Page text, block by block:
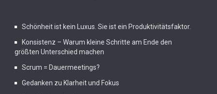
Schönheit ist kein Luxus. Sie ist ein Produktivitätsfaktor.
Konsistenz – Warum kleine Schritte am Ende den
größten Unterschied machen
Scrum = Dauermeetings?
Gedanken zu Klarheit und Fokus